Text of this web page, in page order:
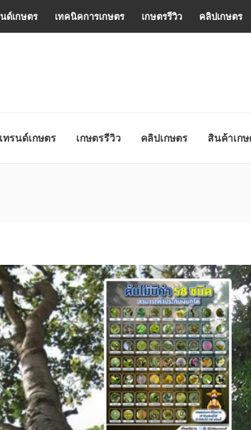
ด์เกษตร เทคนิคการเกษตร เกษตรรีวิว คลิปเกษตร
เทรนด์เกษตร เกษตรรีวิว คลิปเกษตร สินค้าเก